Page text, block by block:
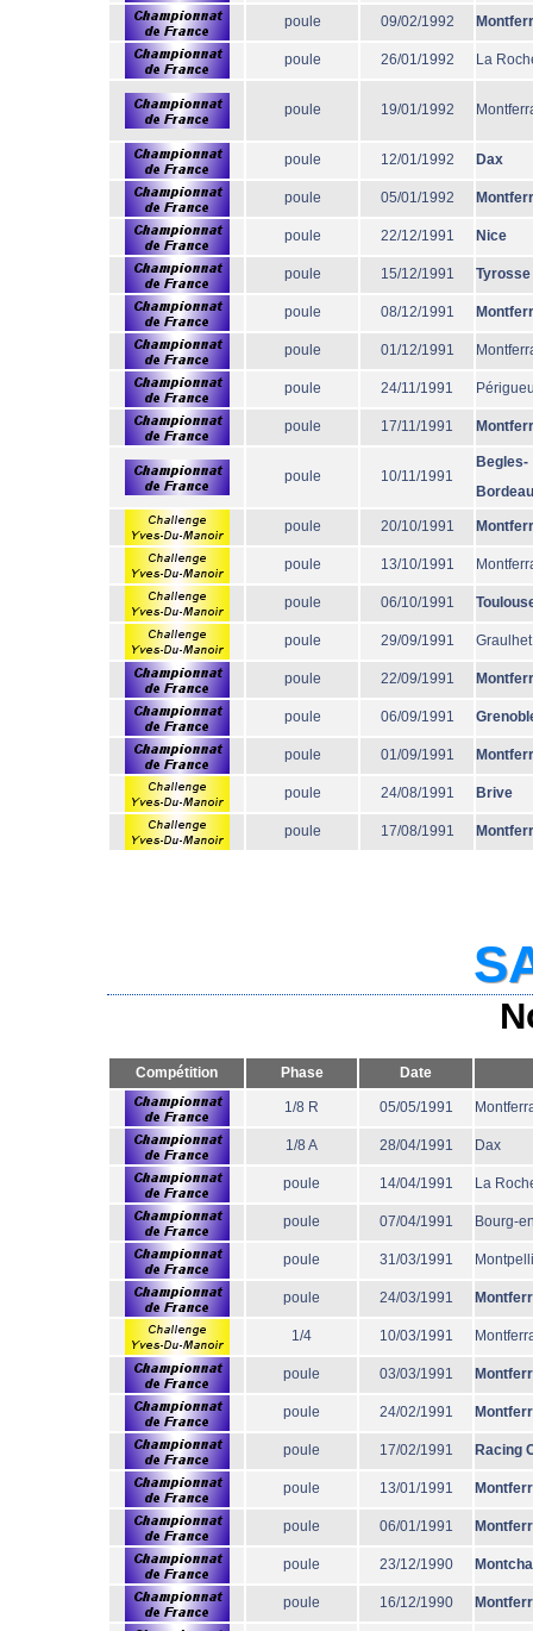
poule 09/02/1992
poule 26/01/1992 La
poule 19/01/1992
poule 12/01/1992 Dax
poule 05/01/1992
poule 22/12/1991 Nice
poule 15/12/1991 Tyrosse
poule 08/12/1991
poule 01/12/1991
poule 24/11/1991
poule 17/11/1991
poule 10/11/1991
Begles-
poule 20/10/1991
poule 13/10/1991
poule 06/10/1991
poule 29/09/1991 Graulhet
poule 22/09/1991
poule 06/09/1991
poule 01/09/1991
poule 24/08/1991 Brive
poule 17/08/1991
Compétition Phase Date
1/8 R 05/05/1991
1/8 A 28/04/1991 Dax
poule 14/04/1991 La
poule 07/04/1991 Bourg-
poule 31/03/1991
poule 24/03/1991
1/4 10/03/1991
poule 03/03/1991
poule 24/02/1991
poule 17/02/1991 Racing
poule 13/01/1991
poule 06/01/1991
poule 23/12/1990
poule 16/12/1990